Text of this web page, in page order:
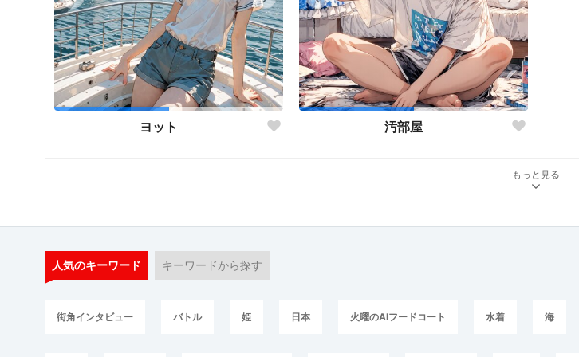
ヨット 汚部屋
もっと見る
人気のキーワード キーワードから探す
街角インタビュー バトル 姫 日本 火曜のAIフードコート 水着 海